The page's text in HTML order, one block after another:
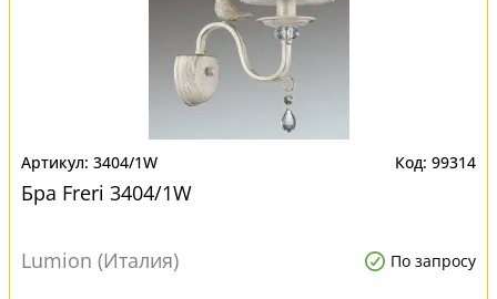
3404/1W 99314
Бра Freri 3404/1W
Lumion (Италия) По запросу